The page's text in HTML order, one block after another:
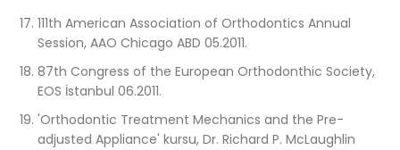
111th American Association of Orthodontics Annual
Session, AAO Chicago ABD 05.2011.
87th Congress of the European Orthodonthic Society,
EOS İstanbul 06.2011.
'Orthodontic Treatment Mechanics and the Pre-
adjusted Appliance' kursu, Dr. Richard P. McLaughlin